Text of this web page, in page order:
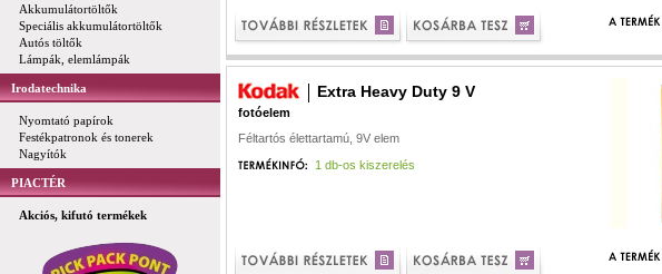
Akkumulátortöltők
Speciális akkumulátortöltők
Autós töltők
Lámpák, elemlámpák
Irodatechnika
Nyomtató papírok
Festékpatronok és tonerek
Nagyítók
PIACTÉR
Akciós, kifutó termékek
Extra Heavy Duty 9 V
fotóelem
Féltartós élettartamú, 9V elem
1 db-os kiszerelés